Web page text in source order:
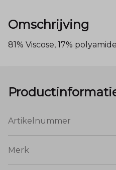
Omschrijving
81% Viscose, 17%
Artikelnummer
Merk